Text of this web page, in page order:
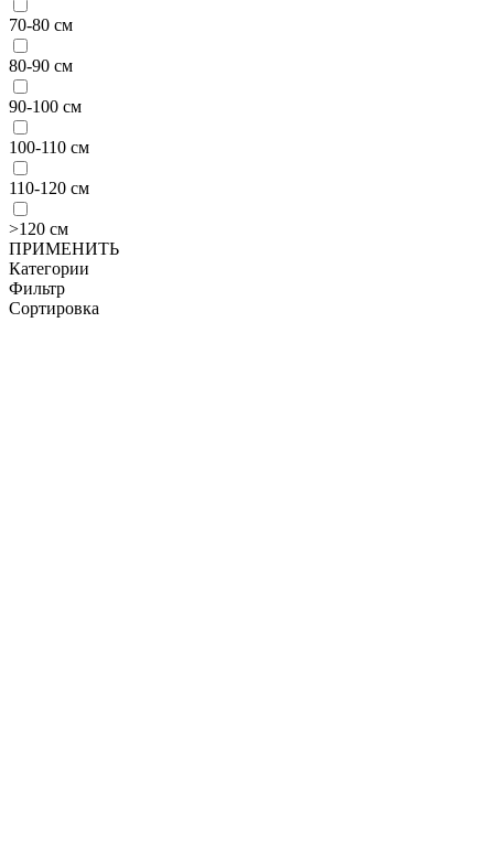
70-80 см
80-90 см
90-100 см
100-110 см
110-120 см
>120 см
ПРИМЕНИТЬ
Категории
Фильтр
Сортировка